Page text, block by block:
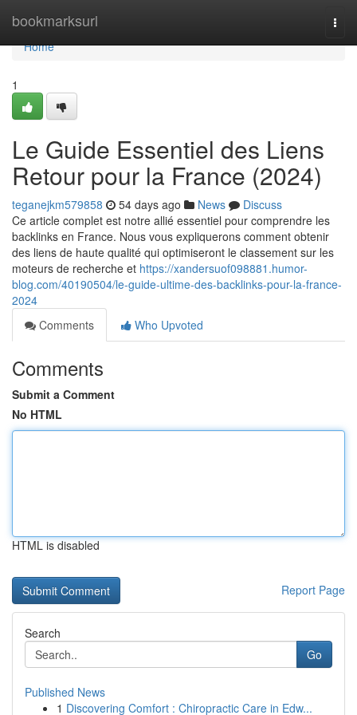
bookmarksurl
Home
Home
1
Le Guide Essentiel des Liens
Retour pour la France (2024)
teganejkm579858 54 days ago News
Discuss
Ce article complet est notre allié essentiel pour comprendre les
backlinks en France. Nous vous expliquerons comment obtenir
des liens de haute qualité qui optimiseront le classement sur les
moteurs de recherche et https://xandersuof098881.humor-
blog.com/40190504/le-guide-ultime-des-backlinks-pour-la-france-
2024
Comments
Who Upvoted
Comments
Submit a Comment
No HTML
HTML is disabled
Report Page
Search
Go
Published News
1 Discovering Comfort : Chiropractic Care in Edw...